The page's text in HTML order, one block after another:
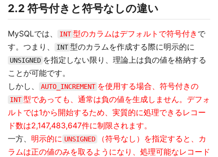
2.2 符号付きと符号なしの違い
MySQLでは、 INT 型のカラムはデフォルトで符号付き で
す。つまり、
INT 型のカラムを作成する際に明示的に
UNSIGNED を指定しない限り、理論上は負の値を格納する
ことが可能です。
しかし、
AUTO_INCREMENT を使用する場合、符号付きの
INT 型であっても、通常は負の値を生成しません。デフォ
ルトでは1から開始するため、実質的に処理できるレコー
ド数は2,147,483,647件に制限されます。
一方、 明示的に UNSIGNED
（符号なし）を指定すると、カ
ラムは正の値のみを取るようになり、処理可能なレコード